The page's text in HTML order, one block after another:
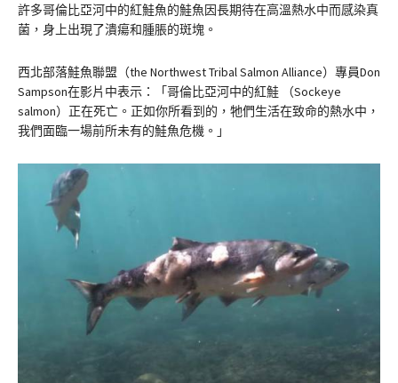
許多哥倫比亞河中的紅鮭魚的鮭魚因長期待在高溫熱水中而感染真
菌，身上出現了潰瘍和腫脹的斑塊。
西北部落鮭魚聯盟（the Northwest Tribal Salmon Alliance）專員Don
Sampson在影片中表示：「哥倫比亞河中的紅鮭 （Sockeye
salmon）正在死亡。正如你所看到的，牠們生活在致命的熱水中，
我們面臨一場前所未有的鮭魚危機。」